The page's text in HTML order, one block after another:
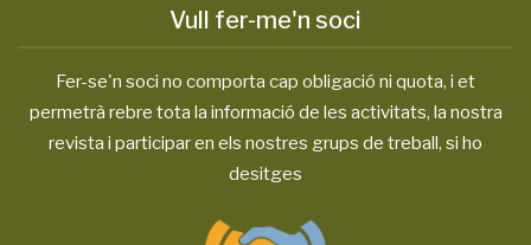
Vull fer-me'n soci
Fer-se'n soci no comporta cap obligació ni quota, i et
permetrà rebre tota la informació de les activitats, la nostra
revista i participar en els nostres grups de treball, si ho
desitges